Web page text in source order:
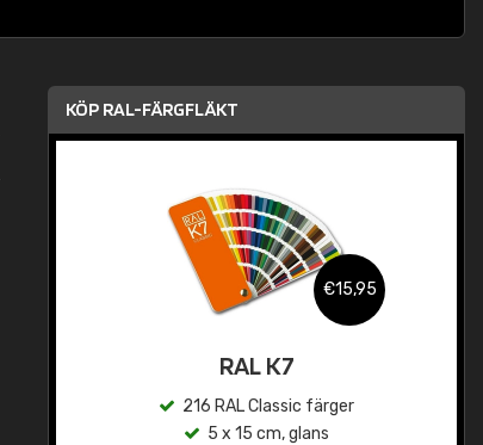
KÖP RAL-FÄRGFLÄKT
€15,95
RAL K7
216 RAL Classic färger
5 x 15 cm, glans